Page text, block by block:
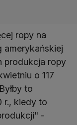
ropy na
amerykańskiej
produkcja ropy
o 117
to
r., kiedy to
-